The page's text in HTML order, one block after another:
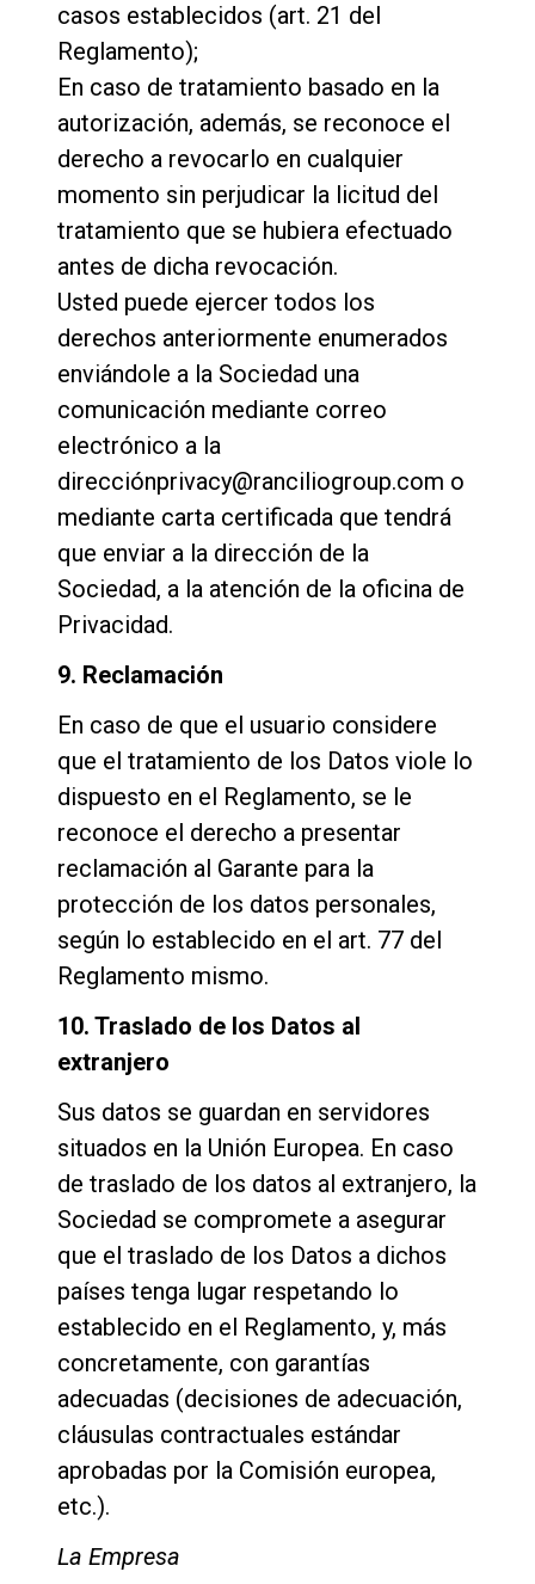
casos establecidos (art. 21 del
Reglamento);
En caso de tratamiento basado en la
autorización, además, se reconoce el
derecho a revocarlo en cualquier
momento sin perjudicar la licitud del
tratamiento que se hubiera efectuado
antes de dicha revocación.
Usted puede ejercer todos los
derechos anteriormente enumerados
enviándole a la Sociedad una
comunicación mediante correo
electrónico a la
direcciónprivacy@ranciliogroup.com o
mediante carta certificada que tendrá
que enviar a la dirección de la
Sociedad, a la atención de la oficina de
Privacidad.
9. Reclamación
En caso de que el usuario considere
que el tratamiento de los Datos viole lo
dispuesto en el Reglamento, se le
reconoce el derecho a presentar
reclamación al Garante para la
protección de los datos personales,
según lo establecido en el art. 77 del
Reglamento mismo.
10. Traslado de los Datos al
extranjero
Sus datos se guardan en servidores
situados en la Unión Europea. En caso
de traslado de los datos al extranjero, la
Sociedad se compromete a asegurar
que el traslado de los Datos a dichos
países tenga lugar respetando lo
establecido en el Reglamento, y, más
concretamente, con garantías
adecuadas (decisiones de adecuación,
cláusulas contractuales estándar
aprobadas por la Comisión europea,
etc.).
La Empresa